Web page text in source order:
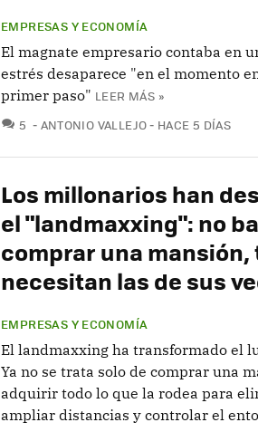
EMPRESAS Y ECONOMÍA
El magnate empresario contaba en
estrés desaparece "en el momento
primer paso" LEER MÁS »
5 COMENTARIOS
ANTONIO VALLEJO HACE 5 DÍAS
Los millonarios han
el "landmaxxing": no
comprar una
necesitan las de sus
EMPRESAS Y ECONOMÍA
El landmaxxing ha transformado el
Ya no se trata solo de comprar una
adquirir todo lo que la rodea para
ampliar distancias y controlar el